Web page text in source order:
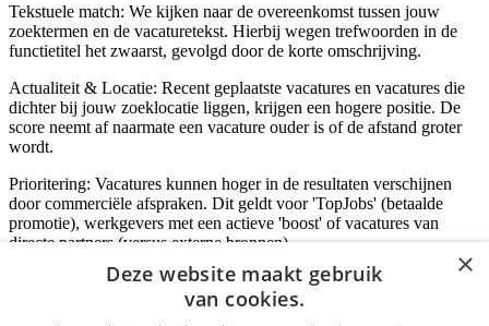
Tekstuele match: We kijken naar de overeenkomst tussen jouw
zoektermen en de vacaturetekst. Hierbij wegen trefwoorden in de
functietitel het zwaarst, gevolgd door de korte omschrijving.
Actualiteit & Locatie: Recent geplaatste vacatures en vacatures die
dichter bij jouw zoeklocatie liggen, krijgen een hogere positie. De
score neemt af naarmate een vacature ouder is of de afstand groter
wordt.
Prioritering: Vacatures kunnen hoger in de resultaten verschijnen
door commerciële afspraken. Dit geldt voor 'TopJobs' (betaalde
promotie), werkgevers met een actieve 'boost' of vacatures van
directe partners (versus externe bronnen).
×
Deze website maakt gebruik
van cookies.